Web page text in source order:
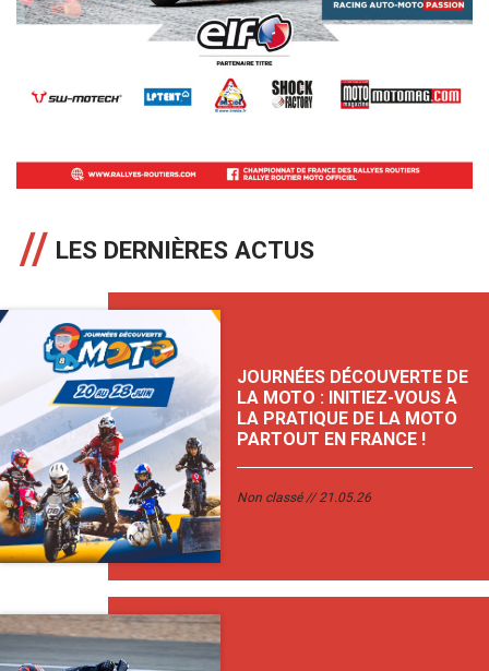
LES DERNIÈRES ACTUS
JOURNÉES DÉCOUVERTE DE
LA MOTO : INITIEZ-VOUS À
LA PRATIQUE DE LA MOTO
PARTOUT EN FRANCE !
Non classé 21.05.26